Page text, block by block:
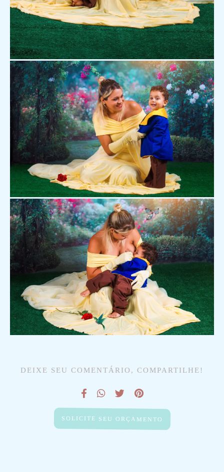
DEIXE SEU COMENTÁRIO, COMPARTILHE!
SOLICITE SEU ORÇAMENTO